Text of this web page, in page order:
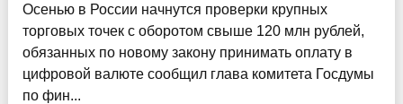
Осенью в России начнутся проверки крупных
торговых точек с оборотом свыше 120 млн рублей,
обязанных по новому закону принимать оплату в
цифровой валюте сообщил глава комитета Госдумы
по фин...